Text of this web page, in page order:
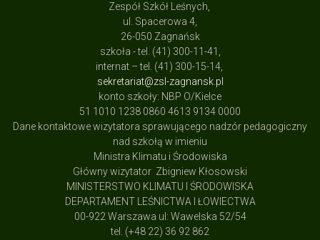
Zespół Szkół Leśnych,
ul. Spacerowa 4,
26-050 Zagnańsk
szkoła - tel. (41) 300-11-41,
internat – tel. (41) 300-15-14,
sekretariat@zsl-zagnansk.pl
konto szkoły: NBP O/Kielce
51 1010 1238 0860 4613 9134 0000
Dane kontaktowe wizytatora sprawującego nadzór pedagogiczny
nad szkołą w imieniu
Ministra Klimatu i Środowiska
Główny wizytator Zbigniew Kłosowski
MINISTERSTWO KLIMATU I ŚRODOWISKA
DEPARTAMENT LEŚNICTWA I ŁOWIECTWA
00-922 Warszawa ul: Wawelska 52/54
tel. (+48 22) 36 92 862